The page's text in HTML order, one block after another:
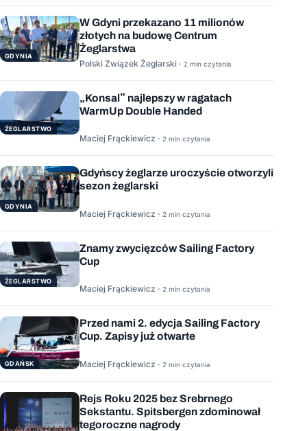
GDYNIA
W Gdyni przekazano 11 milionów
złotych na budowę Centrum
Żeglarstwa
Polski Związek Żeglarski · 2 min czytania
ŻEGLARSTWO
„Konsal” najlepszy w ragatach
WarmUp Double Handed
Maciej Frąckiewicz · 2 min czytania
GDYNIA
Gdyńscy żeglarze uroczyście otworzyli
sezon żeglarski
Maciej Frąckiewicz · 2 min czytania
ŻEGLARSTWO
Znamy zwycięzców Sailing Factory
Cup
Maciej Frąckiewicz · 2 min czytania
GDAŃSK
Przed nami 2. edycja Sailing Factory
Cup. Zapisy już otwarte
Maciej Frąckiewicz · 2 min czytania
Rejs Roku 2025 bez Srebrnego
Sekstantu. Spitsbergen zdominował
tegoroczne nagrody